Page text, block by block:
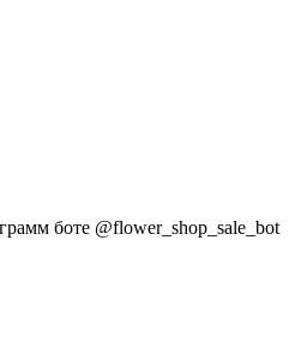
боте @flower_shop_sale_bot